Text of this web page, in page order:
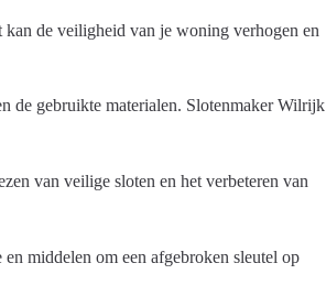
de veiligheid van je woning verhogen en
de gebruikte materialen. Slotenmaker Wilrijk
van veilige sloten en het verbeteren van
middelen om een afgebroken sleutel op